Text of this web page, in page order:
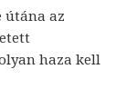
útána az
haza kell